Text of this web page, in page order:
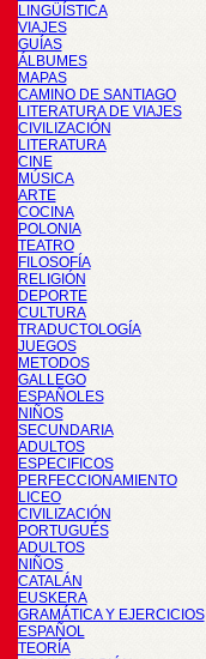
LINGÜÍSTICA
VIAJES
GUÍAS
ÁLBUMES
MAPAS
CAMINO DE SANTIAGO
LITERATURA DE VIAJES
CIVILIZACIÓN
LITERATURA
CINE
MÚSICA
ARTE
COCINA
POLONIA
TEATRO
FILOSOFÍA
RELIGIÓN
DEPORTE
CULTURA
TRADUCTOLOGÍA
JUEGOS
METODOS
GALLEGO
ESPAÑOLES
NIÑOS
SECUNDARIA
ADULTOS
ESPECIFICOS
PERFECCIONAMIENTO
LICEO
CIVILIZACIÓN
PORTUGUÉS
ADULTOS
NIÑOS
CATALÁN
EUSKERA
GRAMÁTICA Y EJERCICIOS
ESPAÑOL
TEORÍA